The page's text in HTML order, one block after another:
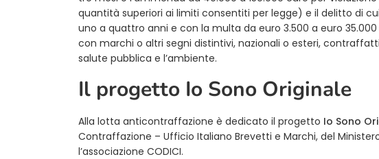
quantità superiori ai limiti consentiti per legge) e il delitto di
uno a quattro anni e con la multa da euro 3.500 a euro
con marchi o altri segni distintivi, nazionali o esteri,
salute pubblica e l’ambiente.
Il progetto Io Sono Originale
Alla lotta anticontraffazione è dedicato il progetto Io Sono
Contraffazione – Ufficio Italiano Brevetti e Marchi, del
l’associazione CODICI.